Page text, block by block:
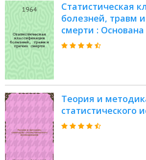
Статистическая
болезней, травм
смерти :
стат.
Теория и
статистического